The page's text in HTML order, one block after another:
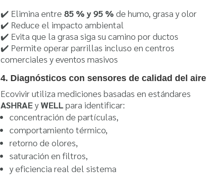
✔️ Elimina entre 85 % y 95 % de humo, grasa y olor
✔️ Reduce el impacto ambiental
✔️ Evita que la grasa siga su camino por ductos
✔️ Permite operar parrillas incluso en centros
comerciales y eventos masivos
4. Diagnósticos con sensores de calidad del aire
Ecovivir utiliza mediciones basadas en estándares
ASHRAEyWELLpara identificar:
concentración de partículas,
comportamiento térmico,
retorno de olores,
saturación en filtros,
y eficiencia real del sistema